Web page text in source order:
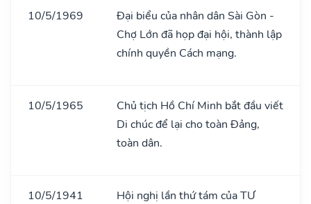
10/5/1969
Đại biểu của nhân dân Sài Gòn -
Chợ Lớn đã họp đại hội, thành lập
chính quyền Cách mạng.
10/5/1965
Chủ tịch Hồ Chí Minh bắt đầu viết
Di chúc để lại cho toàn Đảng,
toàn dân.
10/5/1941
Hội nghị lần thứ tám của TƯ